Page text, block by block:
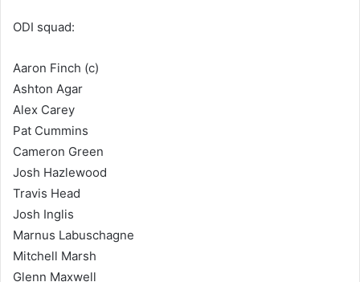
ODI squad:
Aaron Finch (c)
Ashton Agar
Alex Carey
Pat Cummins
Cameron Green
Josh Hazlewood
Travis Head
Josh Inglis
Marnus Labuschagne
Mitchell Marsh
Glenn Maxwell